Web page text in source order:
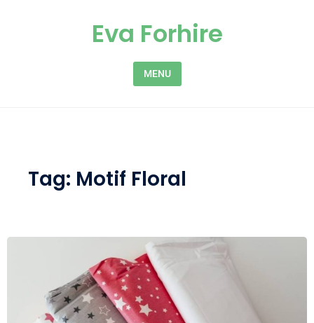
Eva Forhire
MENU
Tag: Motif Floral